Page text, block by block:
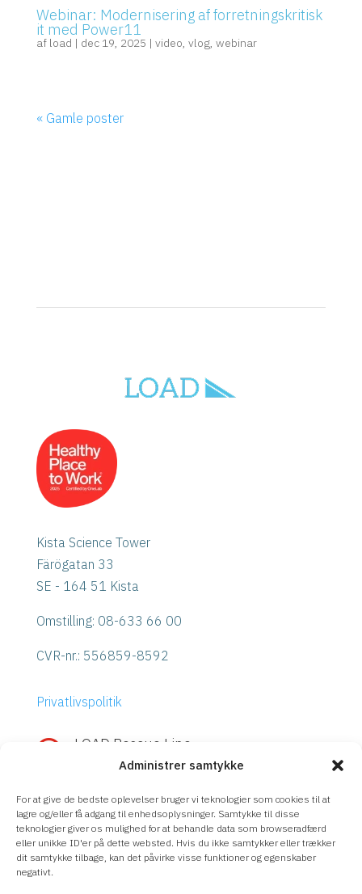
Administrer samtykke
For at give de bedste oplevelser bruger vi teknologier som cookies til at
lagre og/eller få adgang til enhedsoplysninger. Samtykke til disse
teknologier giver os mulighed for at behandle data som browseradfærd
eller unikke ID'er på dette websted. Hvis du ikke samtykker eller trækker
dit samtykke tilbage, kan det påvirke visse funktioner og egenskaber
negativt.
Webinar: Modernisering af forretningskritisk
it med Power11
af load | dec 19, 2025 | video, vlog, webinar
« Gamle poster
Kista Science Tower
Färögatan 33
SE - 164 51 Kista
Omstilling: 08-633 66 00
CVR-nr.: 556859-8592
Privatlivspolitik
 LOAD Rescue Line
Hurtig hjælp med IBM Power eller
Storage?
RingLOAD Rescue Line– direkte kontakt
med vores eksperter, uanset supportaftale.